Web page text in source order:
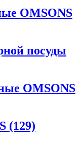
OMSONS
посуды
OMSONS
(129)